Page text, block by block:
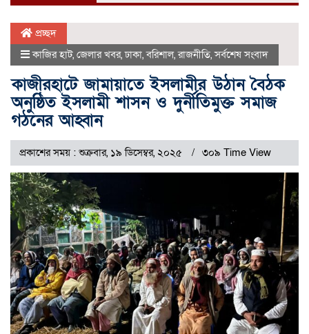
প্রচ্ছদ
কাজির হাট, জেলার খবর,ঢাকা,বরিশাল,রাজনীতি,সর্বশেষ সংবাদ
কাজীরহাটে জামায়াতে ইসলামীর উঠান বৈঠক
অনুষ্ঠিত ইসলামী শাসন ও দুর্নীতিমুক্ত সমাজ
গঠনের আহ্বান
প্রকাশের সময় : শুক্রবার, ১৯ ডিসেম্বর, ২০২৫ ৩০৯ Time View